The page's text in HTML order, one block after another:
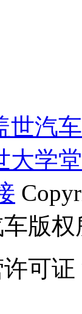
世汽
大学堂
车版
可证